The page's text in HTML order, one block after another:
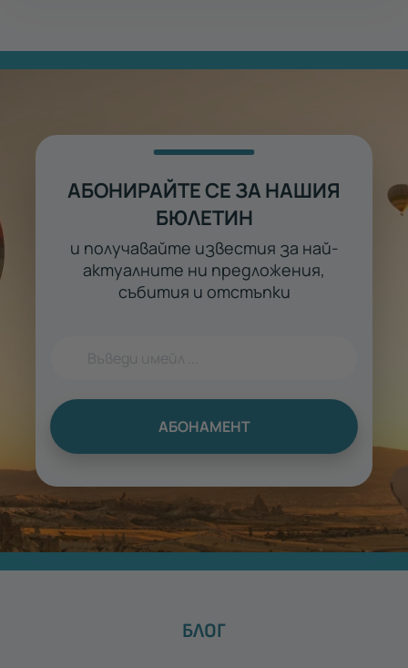
АБОНИРАЙТЕ СЕ ЗА НАШИЯ
БЮЛЕТИН
и получавайте известия за най-
актуалните ни предложения,
събития и отстъпки
АБОНАМЕНТ
БЛОГ